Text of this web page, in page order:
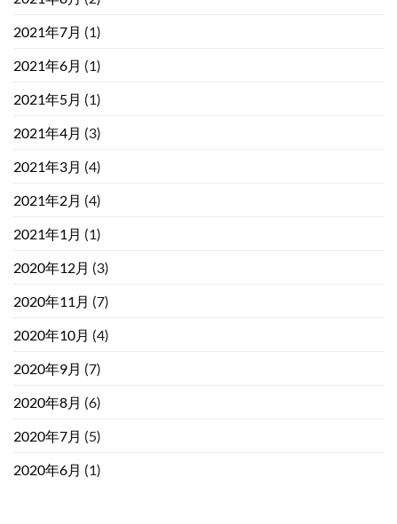
2021年7月 (1)
2021年6月 (1)
2021年5月 (1)
2021年4月 (3)
2021年3月 (4)
2021年2月 (4)
2021年1月 (1)
2020年12月 (3)
2020年11月 (7)
2020年10月 (4)
2020年9月 (7)
2020年8月 (6)
2020年7月 (5)
2020年6月 (1)